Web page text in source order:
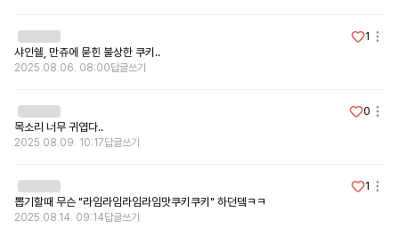
1
샤인쉘, 만쥬에 묻힌 불상한 쿠키..
2025.08.06. 08:00답글쓰기
0
목소리 너무 귀엽다..
2025.08.09. 10:17답글쓰기
1
뽑기할때 무슨 "라임라임라임라임맛쿠키쿠키" 하던뎈ㅋㅋ
2025.08.14. 09:14답글쓰기